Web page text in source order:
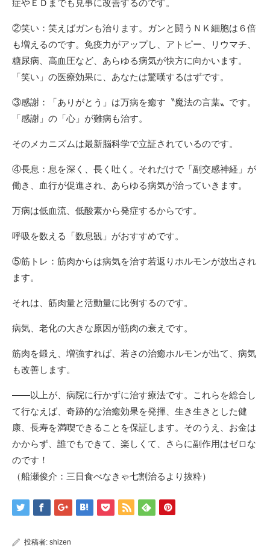
症やＥＤまでも見事に改善するのです。
②笑い：笑えばガンも治ります。ガンと闘うＮＫ細胞は６倍
も増えるのです。免疫力がアップし、アトピー、リウマチ、
糖尿病、高血圧など、あらゆる病気が快方に向かいます。
「笑い」の医療効果に、あなたは驚嘆するはずです。
③感謝：「ありがとう」は万病を癒す〝魔法の言葉〟です。
「感謝」の「心」が難病も治す。
そのメカニズムは最新脳科学で立証されているのです。
④長息：息を深く、長く吐く。それだけで「副交感神経」が
働き、血行が促進され、あらゆる病気が治っていきます。
万病は低血流、低酸素から発症するからです。
呼吸を数える「数息観」がおすすめです。
⑤筋トレ：筋肉からは病気を治す若返りホルモンが放出され
ます。
それは、筋肉量と活動量に比例するのです。
病気、老化の大きな原因が筋肉の衰えです。
筋肉を鍛え、増強すれば、若さの治癒ホルモンが出て、病気
も改善します。
――以上が、病院に行かずに治す療法です。これらを総合し
て行なえば、奇跡的な治癒効果を発揮、生き生きとした健
康、長寿を満喫できることを保証します。そのうえ、お金は
かからず、誰でもできて、楽しくて、さらに副作用はゼロな
のです！
（船瀬俊介：三日食べなきゃ七割治るより抜粋）
投稿者: shizen